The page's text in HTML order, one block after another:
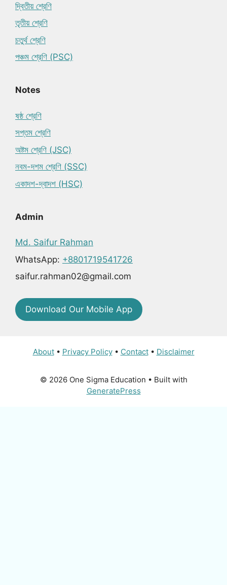
দ্বিতীয় শ্রেণি
তৃতীয় শ্রেণি
চতুর্থ শ্রেণি
পঞ্চম শ্রেণি (PSC)
Notes
ষষ্ঠ শ্রেণি
সপ্তম শ্রেণি
অষ্টম শ্রেণি (JSC)
নবম-দশম শ্রেণি (SSC)
একাদশ-দ্বাদশ (HSC)
Admin
Md. Saifur Rahman
WhatsApp: +8801719541726
saifur.rahman02@gmail.com
Download Our Mobile App
About• Privacy Policy• Contact• Disclaimer
© 2026 One Sigma Education • Built with
GeneratePress